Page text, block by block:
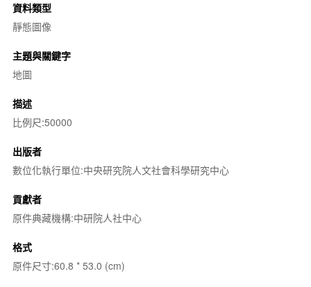
資料類型
靜態圖像
主題與關鍵字
地圖
描述
比例尺:50000
出版者
數位化執行單位:中央研究院人文社會科學研究中心
貢獻者
原件典藏機構:中研院人社中心
格式
原件尺寸:60.8 * 53.0 (cm)